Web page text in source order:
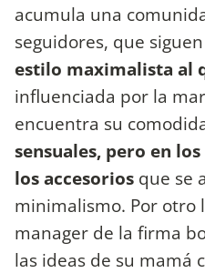
acumula una
seguidores, que
estilo maximalista al
influenciada por la
encuentra su
sensuales, pero en
los accesorios que se
minimalismo. Por otro
manager de la firma
las ideas de su mamá